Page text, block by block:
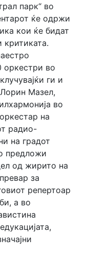
парк“ во
ќе одржи
кои ќе бидат
критиката.
оркестри во
ги и
Мазел,
во
на
радио-
на градот
предложи
од жирито на
за
репертоар
а во